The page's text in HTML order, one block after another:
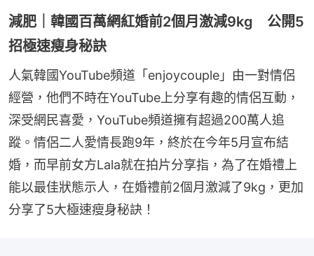
減肥｜韓國百萬網紅婚前2個月激減9kg 公開5
招極速瘦身秘訣
人氣韓國YouTube頻道「enjoycouple」由一對情侶
經營，他們不時在YouTube上分享有趣的情侶互動，
深受網民喜愛，YouTube頻道擁有超過200萬人追
蹤。情侶二人愛情長跑9年，終於在今年5月宣布結
婚，而早前女方Lala就在拍片分享指，為了在婚禮上
能以最佳狀態示人，在婚禮前2個月激減了9kg，更加
分享了5大極速瘦身秘訣！